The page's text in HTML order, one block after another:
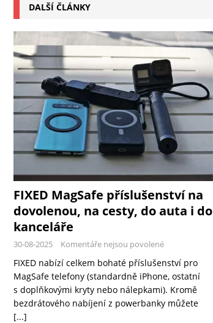
DALŠÍ ČLÁNKY
FIXED MagSafe příslušenství na
dovolenou, na cesty, do auta i do
kanceláře
30-08-2025 Komentáře nejsou povolené
FIXED nabízí celkem bohaté příslušenství pro
MagSafe telefony (standardně iPhone, ostatní
s doplňkovými kryty nebo nálepkami). Kromě
bezdrátového nabíjení z powerbanky můžete
[...]